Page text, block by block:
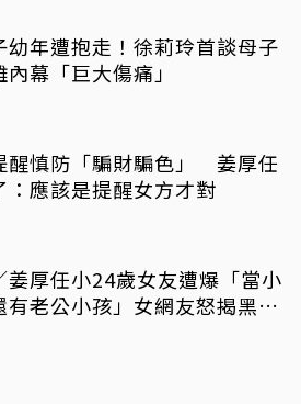
幼年遭抱走！徐莉玲首談母子
內幕「巨大傷痛」
醒慎防「騙財騙色」 姜厚任
：應該是提醒女方才對
姜厚任小24歲女友遭爆「當小
有老公小孩」女網友怒揭黑歷